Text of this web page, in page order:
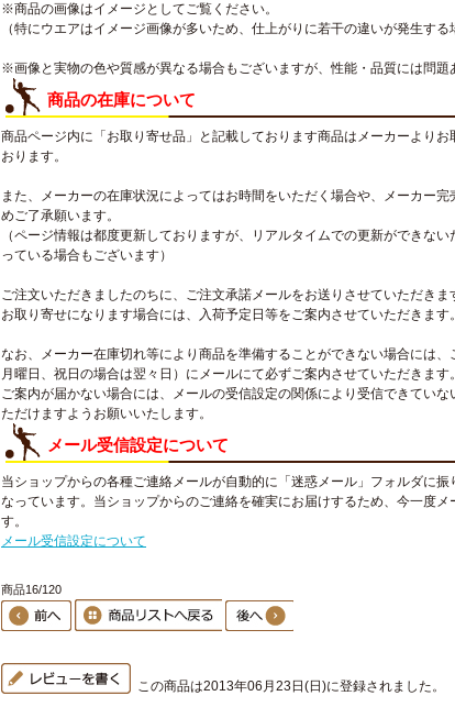
※商品の画像はイメージとしてご覧ください。
（特にウエアはイメージ画像が多いため、仕上がりに若干の違いが発生する
※画像と実物の色や質感が異なる場合もございますが、性能・品質には問題
商品の在庫について
商品ページ内に「お取り寄せ品」と記載しております商品はメーカーより
おります。
また、メーカーの在庫状況によってはお時間をいただく場合や、メーカー
めご了承願います。
（ページ情報は都度更新しておりますが、リアルタイムでの更新ができな
っている場合もございます）
ご注文いただきましたのちに、ご注文承諾メールをお送りさせていただきま
お取り寄せになります場合には、入荷予定日等をご案内させていただきます。
なお、メーカー在庫切れ等により商品を準備することができない場合には
月曜日、祝日の場合は翌々日）にメールにて必ずご案内させていただきます。
ご案内が届かない場合には、メールの受信設定の関係により受信できてい
ただけますようお願いいたします。
メール受信設定について
当ショップからの各種ご連絡メールが自動的に「迷惑メール」フォルダに
なっています。当ショップからのご連絡を確実にお届けするため、今一度
す。
メール受信設定について
商品16/120
この商品は2013年06月23日(日)に登録されました。